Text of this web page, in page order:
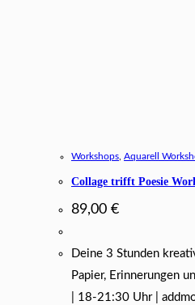
Workshops Aquarell
Collage trifft Poesie
89,00 €
Deine 3 Stunden
Papier, Erinnerungen
| 18-21:30 Uhr |